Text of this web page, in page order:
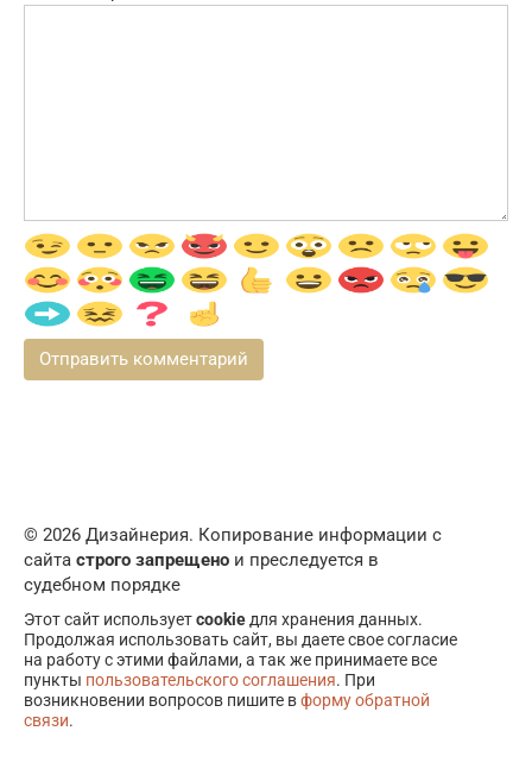
© 2026 Дизайнерия. Копирование информации с
сайта строго запрещено и преследуется в
судебном порядке
Этот сайт используетcookieдля хранения данных.
Продолжая использовать сайт, вы даете свое согласие
на работу с этими файлами, а так же принимаете все
пункты пользовательского соглашения. При
возникновении вопросов пишите вформу обратной
связи.